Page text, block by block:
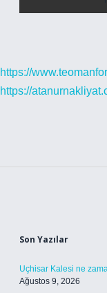
https://
https://
Son Yazılar
Uçhisar Kalesi ne
Ağustos 9, 2026